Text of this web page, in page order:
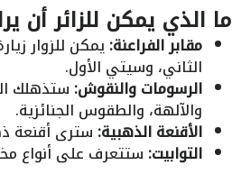
ما الذي يمكن للزائر أن
مقابر الفراعنة:يمكن للزوار
الثاني، وسيتي الأول.
الرسومات والنقوش: ستذهلك
والآلهة، والطقوس الجنائزية.
الأقنعة الذهبية: سترى أقنعة
التوابيت: ستتعرف على أنواع